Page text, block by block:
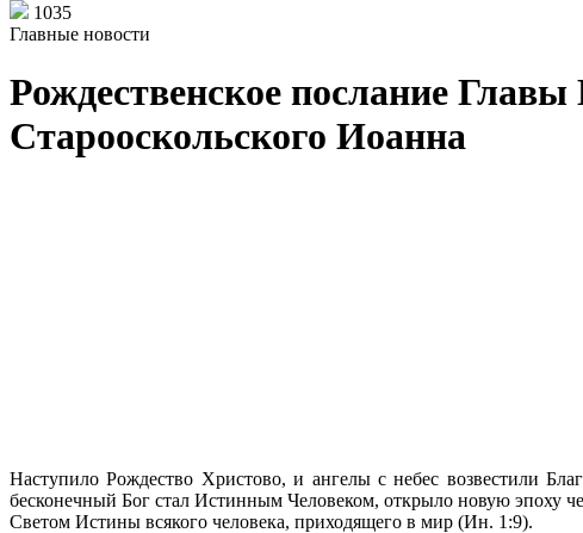
1035
Главные новости
Рождественское послание
Старооскольского Иоанна
Наступило Рождество Христово, и ангелы с небес возвестили
бесконечный Бог стал Истинным Человеком, открыло новую эпоху
Светом Истины всякого человека, приходящего в мир (Ин. 1:9).